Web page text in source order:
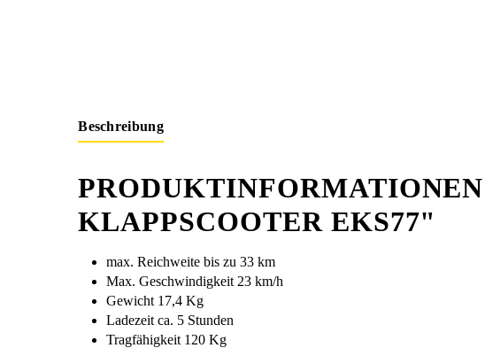
Beschreibung
KLAPPSCOOTER EKS77"
max. Reichweite bis zu 33 km
Max. Geschwindigkeit 23 km/h
Gewicht 17,4 Kg
Ladezeit ca. 5 Stunden
Tragfähigkeit 120 Kg